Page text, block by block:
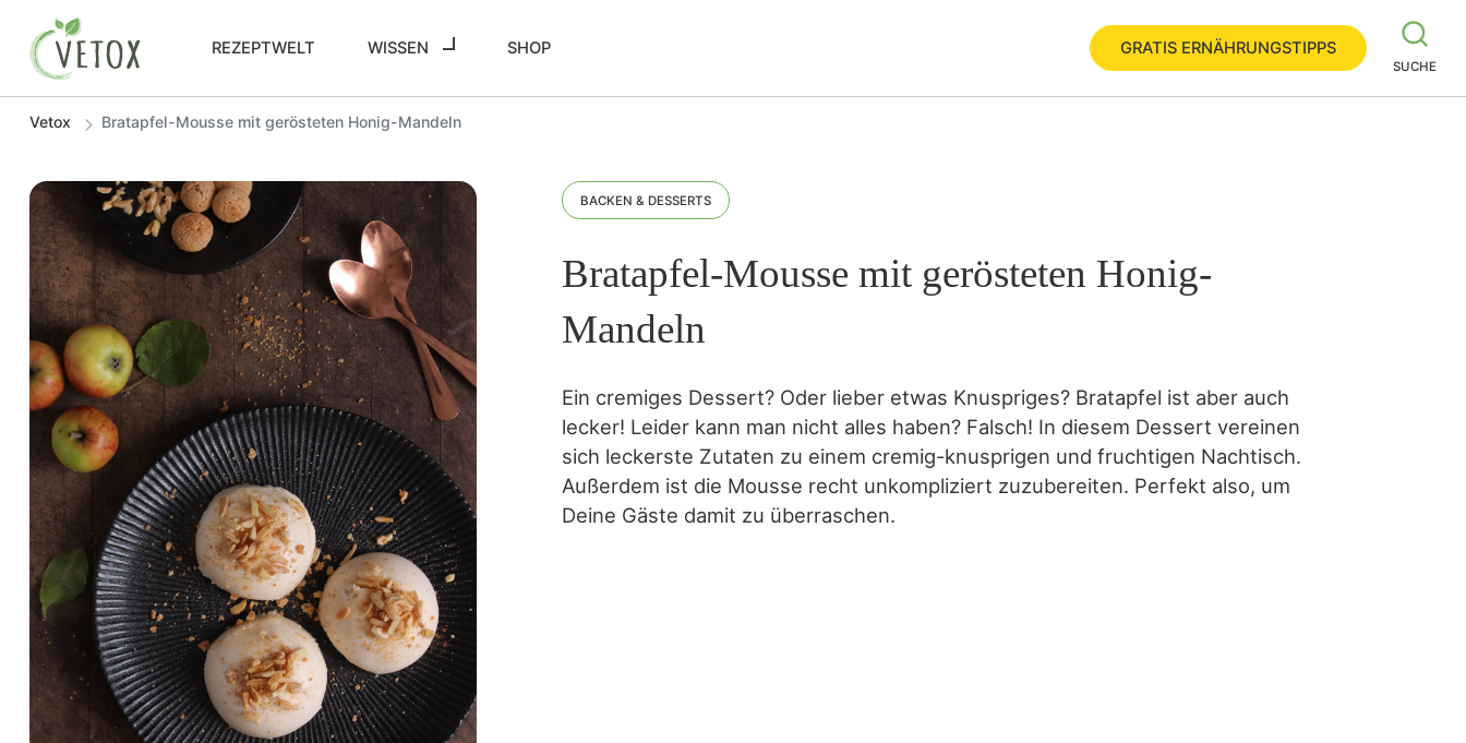
REZEPTWELT WISSEN SHOP GRATIS ERNÄHRUNGSTIPPS
SUCHE
Vetox Bratapfel-Mousse mit gerösteten Honig-Mandeln
BACKEN & DESSERTS
Bratapfel-Mousse mit gerösteten Honig-
Mandeln
Ein cremiges Dessert? Oder lieber etwas Knuspriges? Bratapfel ist aber auch
lecker! Leider kann man nicht alles haben? Falsch! In diesem Dessert vereinen
sich leckerste Zutaten zu einem cremig-knusprigen und fruchtigen Nachtisch.
Außerdem ist die Mousse recht unkompliziert zuzubereiten. Perfekt also, um
Deine Gäste damit zu überraschen.